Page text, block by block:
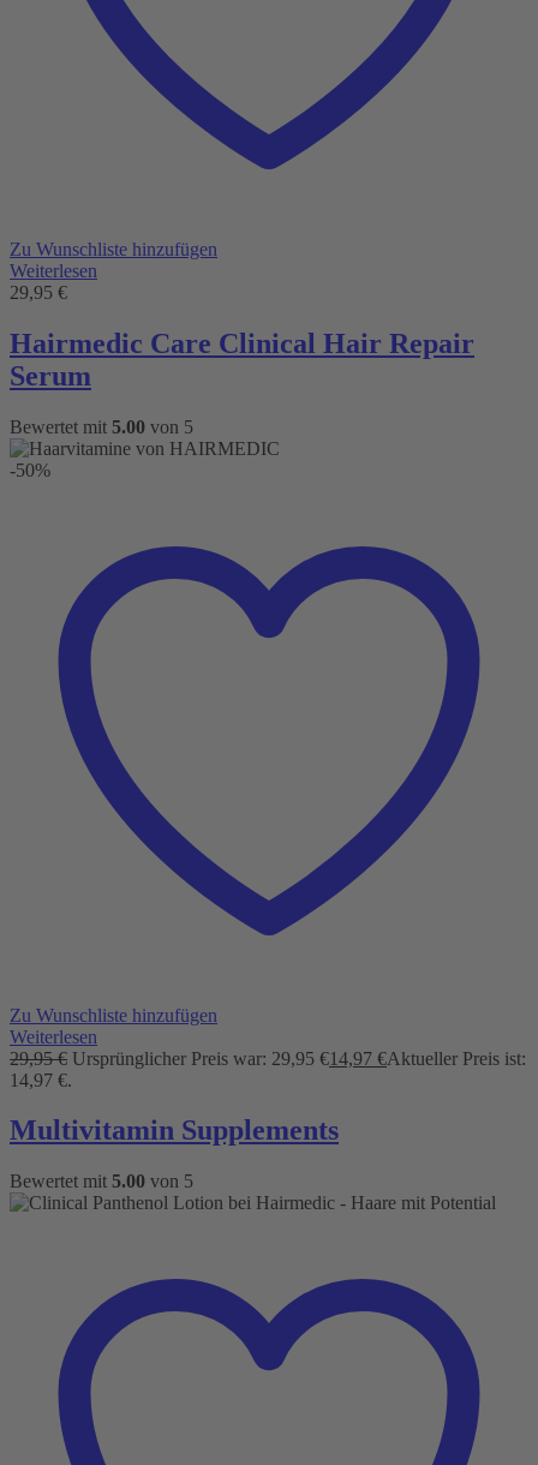
Zu Wunschliste hinzufügen
Weiterlesen
29,95 €
Hairmedic Care Clinical Hair Repair
Serum
Bewertet mit 5.00 von 5
-50%
Zu Wunschliste hinzufügen
Weiterlesen
29,95€ Ursprünglicher Preis war: 29,95 €14,97 €Aktueller Preis ist:
14,97 €.
Multivitamin Supplements
Bewertet mit 5.00 von 5